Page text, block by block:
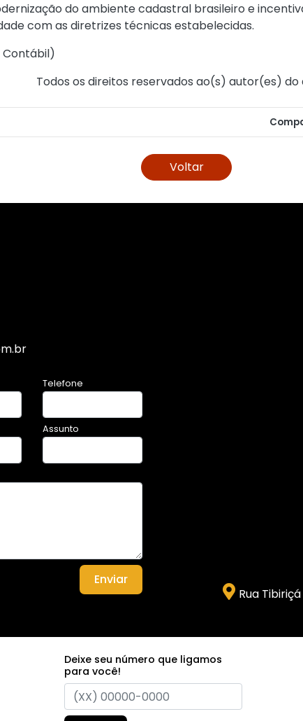
do ambiente cadastral brasileiro e
com as diretrizes técnicas estabelecidas.
Contábil)
Todos os direitos reservados ao(s) autor(es) do
Voltar
Telefone
Assunto
Enviar
Rua
Deixe seu número que ligamos
para você!